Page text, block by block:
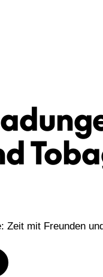
Zeit mit Freunden